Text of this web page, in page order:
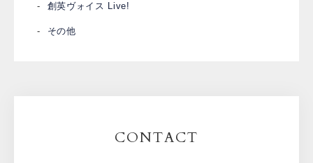
創英ヴォイス Live!
その他
CONTACT